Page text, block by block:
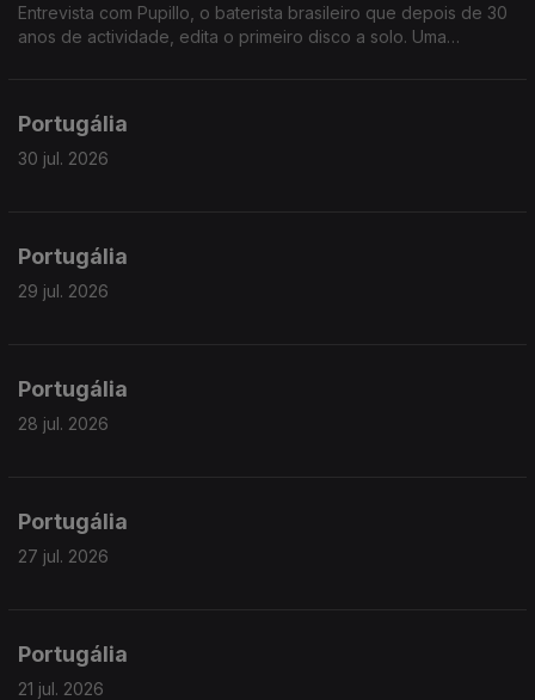
Entrevista com Pupillo, o baterista brasileiro que depois de 30
anos de actividade, edita o primeiro disco a solo. Uma
Portugália
30 jul. 2026
Portugália
29 jul. 2026
Portugália
28 jul. 2026
Portugália
27 jul. 2026
Portugália
21 jul. 2026